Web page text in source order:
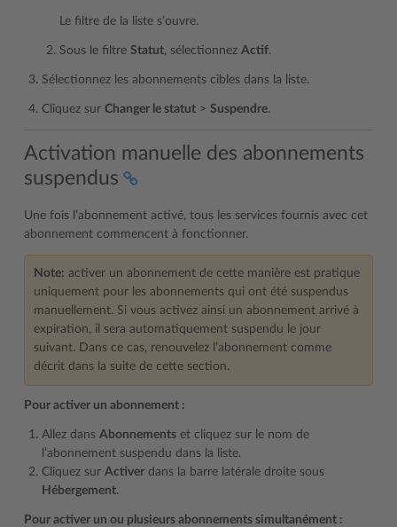
Le filtre de la liste s’ouvre.
Sous le filtre Statut, sélectionnez Actif.
Sélectionnez les abonnements cibles dans la liste.
Cliquez sur Changer le statut > Suspendre.
Activation manuelle des abonnements
suspendus
Une fois l’abonnement activé, tous les services fournis avec cet
abonnement commencent à fonctionner.
Note: activer un abonnement de cette manière est pratique
uniquement pour les abonnements qui ont été suspendus
manuellement. Si vous activez ainsi un abonnement arrivé à
expiration, il sera automatiquement suspendu le jour
suivant. Dans ce cas, renouvelez l’abonnement comme
décrit dans la suite de cette section.
Pour activer un abonnement :
Allez dans Abonnements et cliquez sur le nom de
l’abonnement suspendu dans la liste.
Cliquez sur Activer dans la barre latérale droite sous
Hébergement.
Pour activer un ou plusieurs abonnements simultanément :